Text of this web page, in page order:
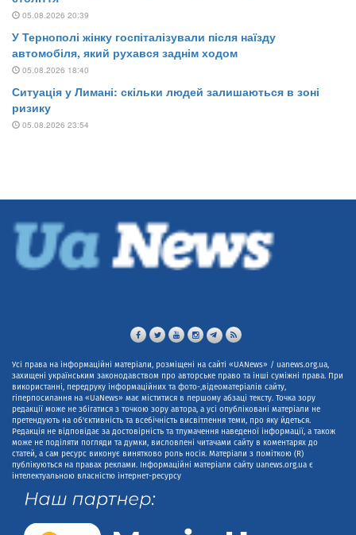
Усі права на інформаційні матеріали, розміщені на сайті «UANews» / uanews.org.ua,
захищені українським законодавством про авторське право та інші суміжні права. При
використанні, передруку інформаційних та фото-,відеоматеріалів сайту,
гіперпосилання на «UaNews» має міститися в першому абзаці тексту. Точка зору
редакції може не збігатися з точкою зору автора, а усі опубліковані матеріали не
претендують на об'єктивність та всебічність висвітлення теми, про яку йдеться.
Редакція не відповідає за достовірність та тлумачення наведеної інформації, а також
може не поділяти погляди та думки, висловлені читачами сайту в коментарях до
статей, а сам ресурс виконує винятково роль носія. Матеріали з поміткою (R)
публікуються на правах реклами. Інформаційні матеріали сайту uanews.org.ua є
інтелектуальною власністю інтернет-ресурсу